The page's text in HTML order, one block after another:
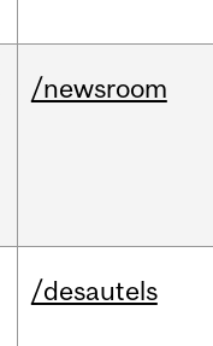
/newsroom
/desautels